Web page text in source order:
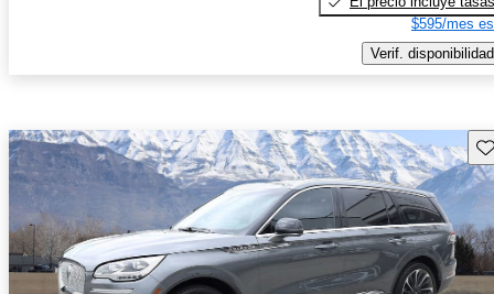
$595/mes
Verif. disponibilidad